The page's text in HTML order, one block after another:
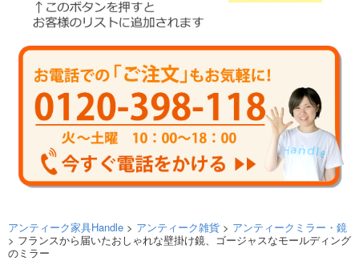
アンティーク家具Handle > アンティーク雑貨 > アンティークミラー・鏡
> フランスから届いたおしゃれな壁掛け鏡、ゴージャスなモールディング
のミラー